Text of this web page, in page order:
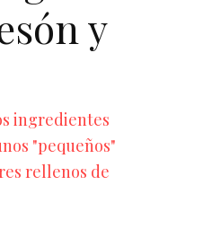
y
ingredientes
"pequeños"
rellenos de